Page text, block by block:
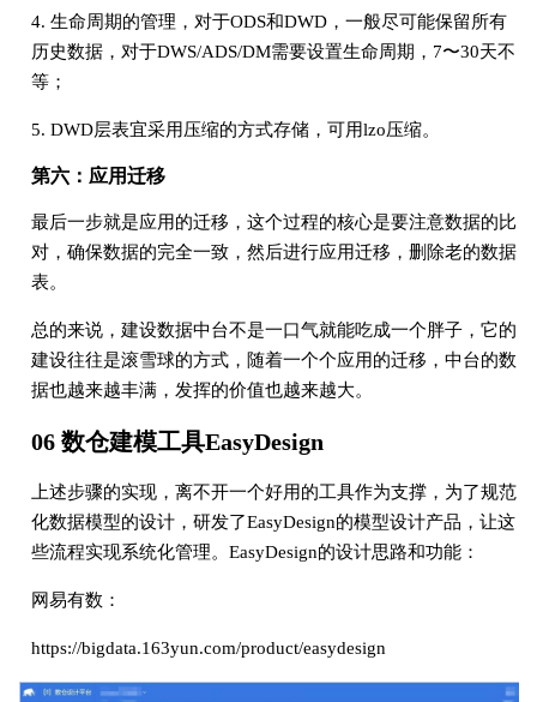
4. ⽣命周期的管理，对于ODS和DWD，⼀般尽可能保留所有
历史数据，对于DWS/ADS/DM需要设置⽣命周期，7〜30天不
等；
5. DWD层表宜采⽤压缩的⽅式存储，可⽤lzo压缩。
第六：应⽤迁移
最后⼀步就是应⽤的迁移，这个过程的核⼼是要注意数据的⽐
对，确保数据的完全⼀致，然后进⾏应⽤迁移，删除⽼的数据
表。
总的来说，建设数据中台不是⼀⼝⽓就能吃成⼀个胖⼦，它的
建设往往是滚雪球的⽅式，随着⼀个个应⽤的迁移，中台的数
据也越来越丰满，发挥的价值也越来越⼤。
06 数仓建模⼯具EasyDesign
上述步骤的实现，离不开⼀个好⽤的⼯具作为⽀撑，为了规范
化数据模型的设计，研发了EasyDesign的模型设计产品，让这
些流程实现系统化管理。EasyDesign的设计思路和功能：
网易有数：
https://bigdata.163yun.com/product/easydesign